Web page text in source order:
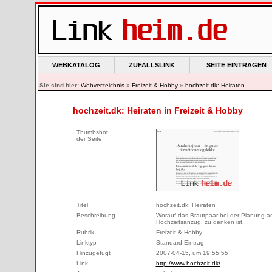
WEBKATALOG ZUFALLSLINK SEITE EINTRAGEN
Sie sind hier: Webverzeichnis» Freizeit & Hobby» hochzeit.dk: Heiraten
hochzeit.dk: Heiraten in Freizeit & Hobby
Thumbshot
der Seite
Titel
hochzeit.dk: Heiraten
Beschreibung
Worauf das Brautpaar bei der Planung
Hochzeitsanzug, zu denken ist..
Rubrik
Freizeit & Hobby
Linktyp
Standard-Eintrag
Hinzugefügt
2007-04-15, um 19:55:55
Link
http://www.hochzeit.dk/